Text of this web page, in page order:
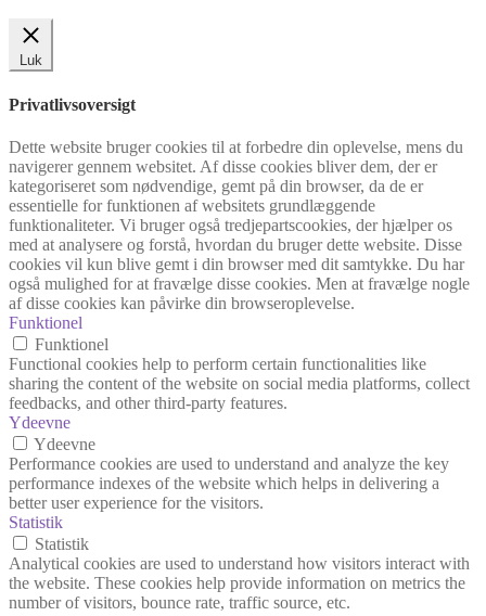
Luk
Privatlivsoversigt
Dette website bruger cookies til at forbedre din oplevelse, mens du
navigerer gennem websitet. Af disse cookies bliver dem, der er
kategoriseret som nødvendige, gemt på din browser, da de er
essentielle for funktionen af websitets grundlæggende
funktionaliteter. Vi bruger også tredjepartscookies, der hjælper os
med at analysere og forstå, hvordan du bruger dette website. Disse
cookies vil kun blive gemt i din browser med dit samtykke. Du har
også mulighed for at fravælge disse cookies. Men at fravælge nogle
af disse cookies kan påvirke din browseroplevelse.
Funktionel
Funktionel
Functional cookies help to perform certain functionalities like
sharing the content of the website on social media platforms, collect
feedbacks, and other third-party features.
Ydeevne
Ydeevne
Performance cookies are used to understand and analyze the key
performance indexes of the website which helps in delivering a
better user experience for the visitors.
Statistik
Statistik
Analytical cookies are used to understand how visitors interact with
the website. These cookies help provide information on metrics the
number of visitors, bounce rate, traffic source, etc.